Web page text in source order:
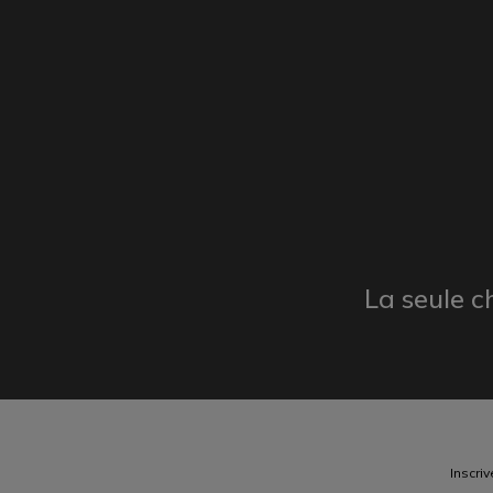
La seule